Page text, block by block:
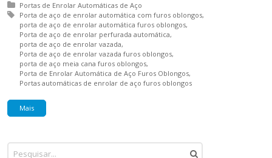
Posted in:
Portas de Enrolar Automáticas de Aço
Tagged with:
Porta de aço de enrolar automática com furos oblongos
porta de aço de enrolar automática furos oblongos
Porta de aço de enrolar perfurada automática
porta de aço de enrolar vazada
Porta de aço de enrolar vazada furos oblongos
porta de aço meia cana furos oblongos
Porta de Enrolar Automática de Aço Furos Oblongos
Portas automáticas de enrolar de aço furos oblongos
Mais